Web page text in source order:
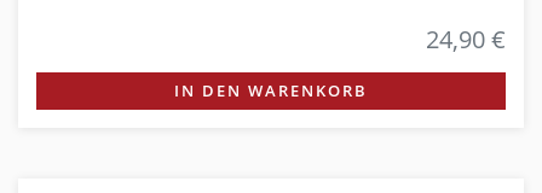
24,90 €
IN DEN WARENKORB